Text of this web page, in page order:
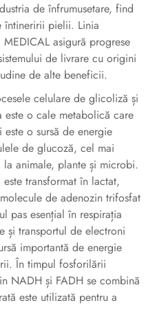
de înfrumusetare, find
întineririi pielii. Linia
asigură progrese
de livrare cu origini
de alte beneficii.
celulare de glicoliză și
o cale metabolică care
o sursă de energie
de glucoză, cel mai
animale, plante și microbi.
transformat în lactat,
de adenozin trifosfat
pas esențial în respirația
și transportul de electroni
importantă de energie
În timpul fosforilării
NADH și FADH se combină
este utilizată pentru a